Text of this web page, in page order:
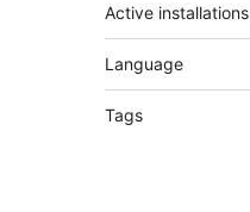
Active installations
Language
Tags